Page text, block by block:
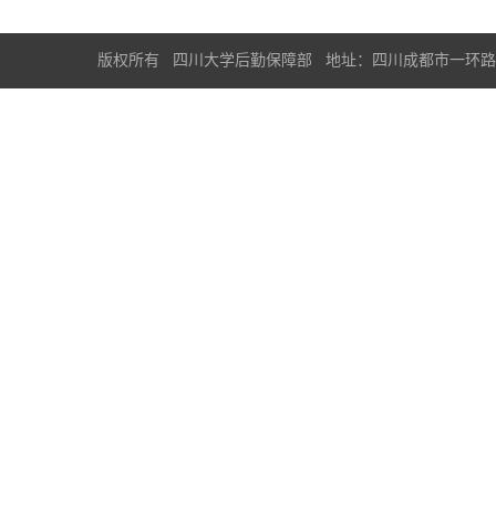
版权所有 四川大学后勤保障部 地址：四川成都市一环